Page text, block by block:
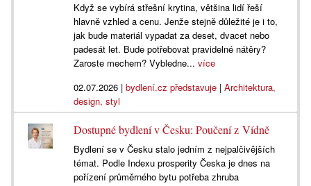
Když se vybírá střešní krytina, většina lidí řeší
hlavně vzhled a cenu. Jenže stejně důležité je i to,
jak bude materiál vypadat za deset, dvacet nebo
padesát let. Bude potřebovat pravidelné nátěry?
Zaroste mechem? Vybledne...více
02.07.2026 |bydlení.cz představuje |Architektura,
design, styl
Dostupné bydlení v Česku: Poučení z Vídně
Bydlení se v Česku stalo jedním z nejpalčivějších
témat. Podle Indexu prosperity Česka je dnes na
pořízení průměrného bytu potřeba zhruba